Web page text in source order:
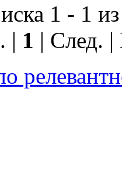
1 - 1
| 1 | След.